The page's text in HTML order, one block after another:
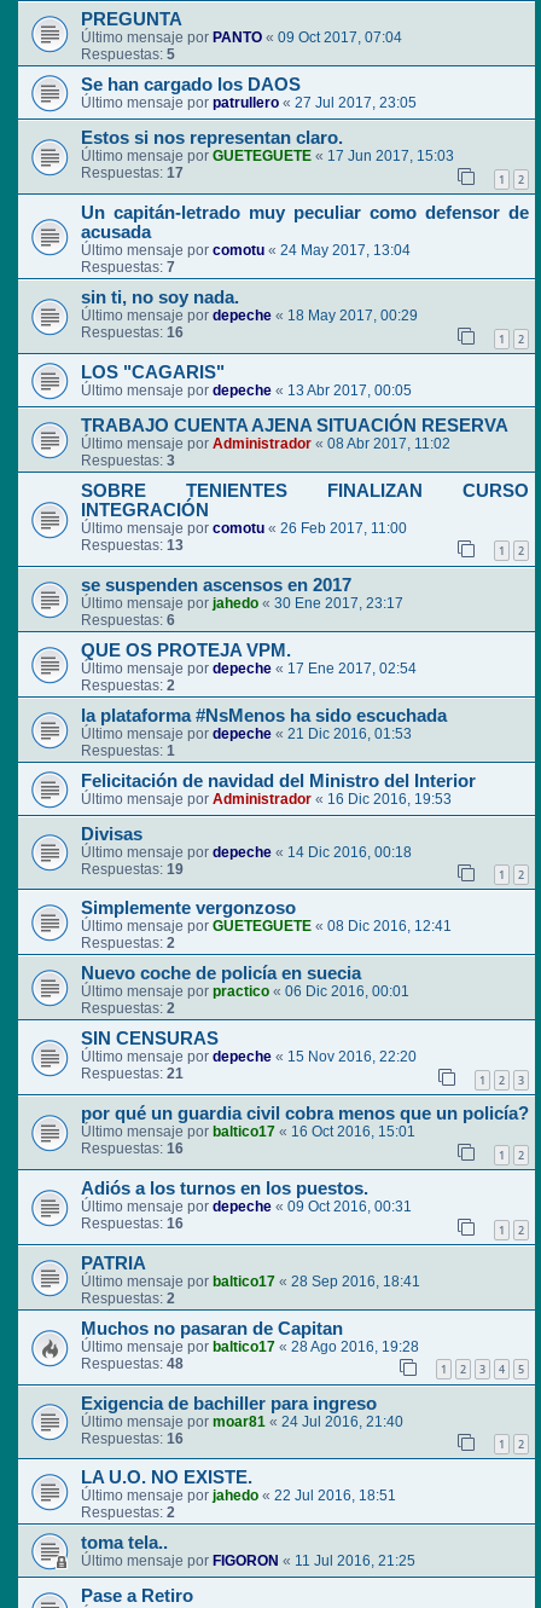
PREGUNTA
Último mensaje por PANTO « 09 Oct 2017, 07:04
Respuestas: 5
Se han cargado los DAOS
Último mensaje por patrullero « 27 Jul 2017, 23:05
Estos si nos representan claro.
Último mensaje por GUETEGUETE « 17 Jun 2017, 15:03
Respuestas: 17 1 2
Un capitán-letrado muy peculiar como defensor de
acusada
Último mensaje por comotu « 24 May 2017, 13:04
Respuestas: 7
sin ti, no soy nada.
Último mensaje por depeche « 18 May 2017, 00:29
Respuestas: 16 1 2
LOS "CAGARIS"
Último mensaje por depeche « 13 Abr 2017, 00:05
TRABAJO CUENTA AJENA SITUACIÓN RESERVA
Último mensaje por Administrador « 08 Abr 2017, 11:02
Respuestas: 3
SOBRE TENIENTES FINALIZAN CURSO
INTEGRACIÓN
Último mensaje por comotu « 26 Feb 2017, 11:00
Respuestas: 13 1 2
se suspenden ascensos en 2017
Último mensaje por jahedo « 30 Ene 2017, 23:17
Respuestas: 6
QUE OS PROTEJA VPM.
Último mensaje por depeche « 17 Ene 2017, 02:54
Respuestas: 2
la plataforma #NsMenos ha sido escuchada
Último mensaje por depeche « 21 Dic 2016, 01:53
Respuestas: 1
Felicitación de navidad del Ministro del Interior
Último mensaje por Administrador « 16 Dic 2016, 19:53
Divisas
Último mensaje por depeche « 14 Dic 2016, 00:18
Respuestas: 19 1 2
Simplemente vergonzoso
Último mensaje por GUETEGUETE « 08 Dic 2016, 12:41
Respuestas: 2
Nuevo coche de policía en suecia
Último mensaje por practico « 06 Dic 2016, 00:01
Respuestas: 2
SIN CENSURAS
Último mensaje por depeche « 15 Nov 2016, 22:20
Respuestas: 21 1 2 3
por qué un guardia civil cobra menos que un policía?
Último mensaje por baltico17 « 16 Oct 2016, 15:01
Respuestas: 16 1 2
Adiós a los turnos en los puestos.
Último mensaje por depeche « 09 Oct 2016, 00:31
Respuestas: 16 1 2
PATRIA
Último mensaje por baltico17 « 28 Sep 2016, 18:41
Respuestas: 2
Muchos no pasaran de Capitan
Último mensaje por baltico17 « 28 Ago 2016, 19:28
Respuestas: 48 1 2 3 4 5
Exigencia de bachiller para ingreso
Último mensaje por moar81 « 24 Jul 2016, 21:40
Respuestas: 16 1 2
LA U.O. NO EXISTE.
Último mensaje por jahedo « 22 Jul 2016, 18:51
Respuestas: 2
toma tela..
Último mensaje por FIGORON « 11 Jul 2016, 21:25
Pase a Retiro